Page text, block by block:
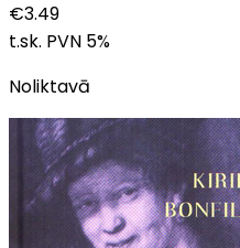
€3.49
t.sk. PVN 5%
Noliktavā